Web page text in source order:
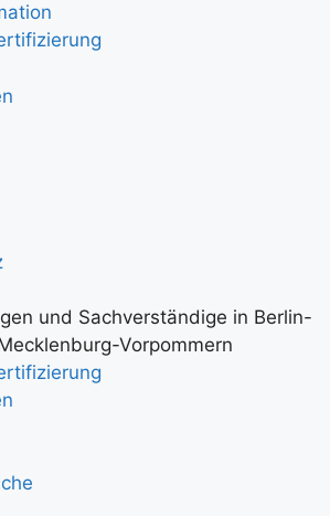
und Sachverständige in Berlin-
Vorpommern